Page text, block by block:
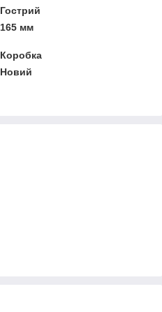
Гострий
165 мм
Коробка
Новий